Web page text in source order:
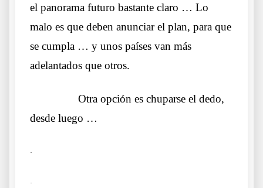
el panorama futuro bastante claro … Lo
malo es que deben anunciar el plan, para que
se cumpla … y unos países van más
adelantados que otros.
Otra opción es chuparse el dedo,
desde luego …